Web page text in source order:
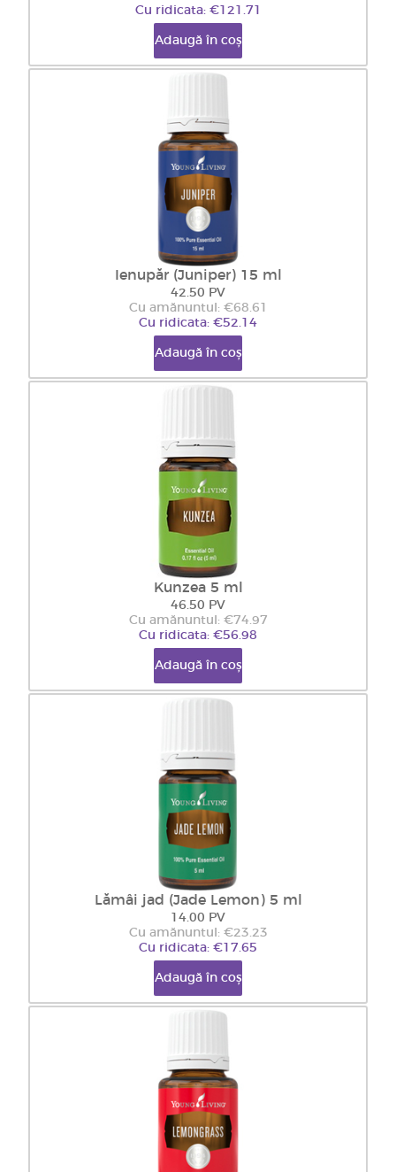
Cu ridicata: €121.71
Adaugă în coș
Ienupăr (Juniper) 15 ml
42.50 PV
Cu amănuntul: €68.61
Cu ridicata: €52.14
Adaugă în coș
Kunzea 5 ml
46.50 PV
Cu amănuntul: €74.97
Cu ridicata: €56.98
Adaugă în coș
Lămâi jad (Jade Lemon) 5 ml
14.00 PV
Cu amănuntul: €23.23
Cu ridicata: €17.65
Adaugă în coș